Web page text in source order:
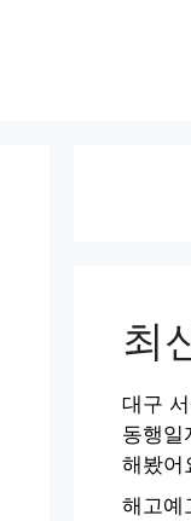
최
대구
동행일
해봤어
해고예